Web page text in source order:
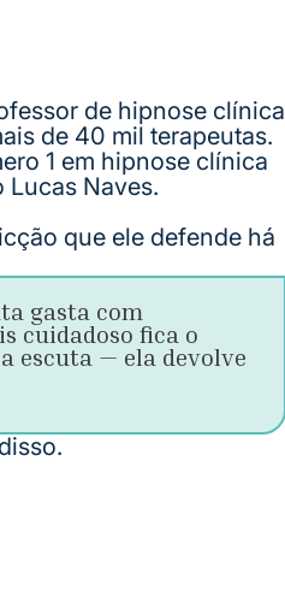
de hipnose clínica
de 40 mil terapeutas.
1 em hipnose clínica
Naves.
que ele defende há
gasta com
cuidadoso fica o
escuta — ela devolve